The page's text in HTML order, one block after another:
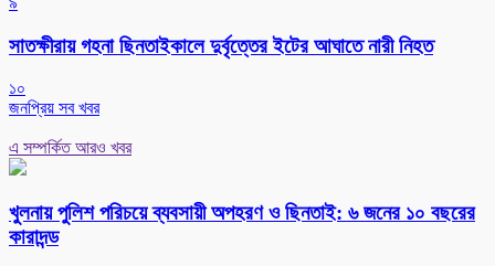
সাতক্ষীরায় গহনা ছিনতাইকালে দুর্বৃত্তের ইটের আঘাতে নারী নিহত
১০
জনপ্রিয় সব খবর
এ সম্পর্কিত আরও খবর
খুলনায় পুলিশ পরিচয়ে ব্যবসায়ী অপহরণ ও ছিনতাই: ৬ জনের ১০ বছরের
কারাদন্ড